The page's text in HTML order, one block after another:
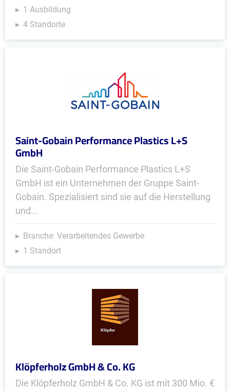
1 Ausbildung
4 Standorte
Saint-Gobain Performance Plastics L+S
GmbH
Die Saint-Gobain Performance Plastics L+S
GmbH ist ein Unternehmen der Gruppe Saint-
Gobain. Spezialisiert sind sie auf die Herstellung
und...
Branche: Verarbeitendes Gewerbe
1 Standort
Klöpferholz GmbH & Co. KG
Die Klöpferholz GmbH & Co. KG ist mit 300 Mio. €